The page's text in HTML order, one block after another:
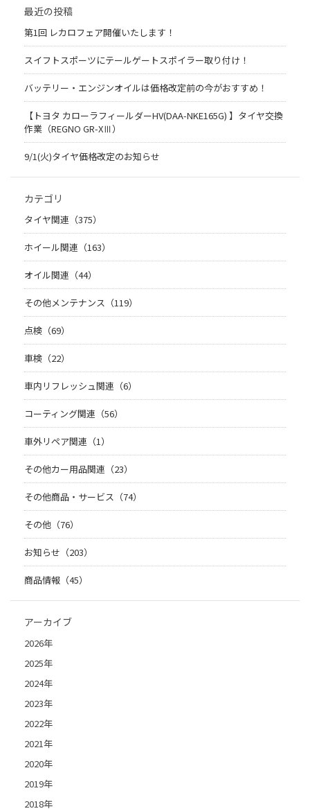
最近の投稿
第1回 レカロフェア開催いたします！
スイフトスポーツにテールゲートスポイラー取り付け！
バッテリー・エンジンオイルは価格改定前の今がおすすめ！
【トヨタ カローラフィールダーHV(DAA-NKE165G) 】タイヤ交換
作業（REGNO GR-XⅢ）
9/1(火)タイヤ価格改定のお知らせ
カテゴリ
タイヤ関連（375）
ホイール関連（163）
オイル関連（44）
その他メンテナンス（119）
点検（69）
車検（22）
車内リフレッシュ関連（6）
コーティング関連（56）
車外リペア関連（1）
その他カー用品関連（23）
その他商品・サービス（74）
その他（76）
お知らせ（203）
商品情報（45）
アーカイブ
2026年
2025年
2024年
2023年
2022年
2021年
2020年
2019年
2018年